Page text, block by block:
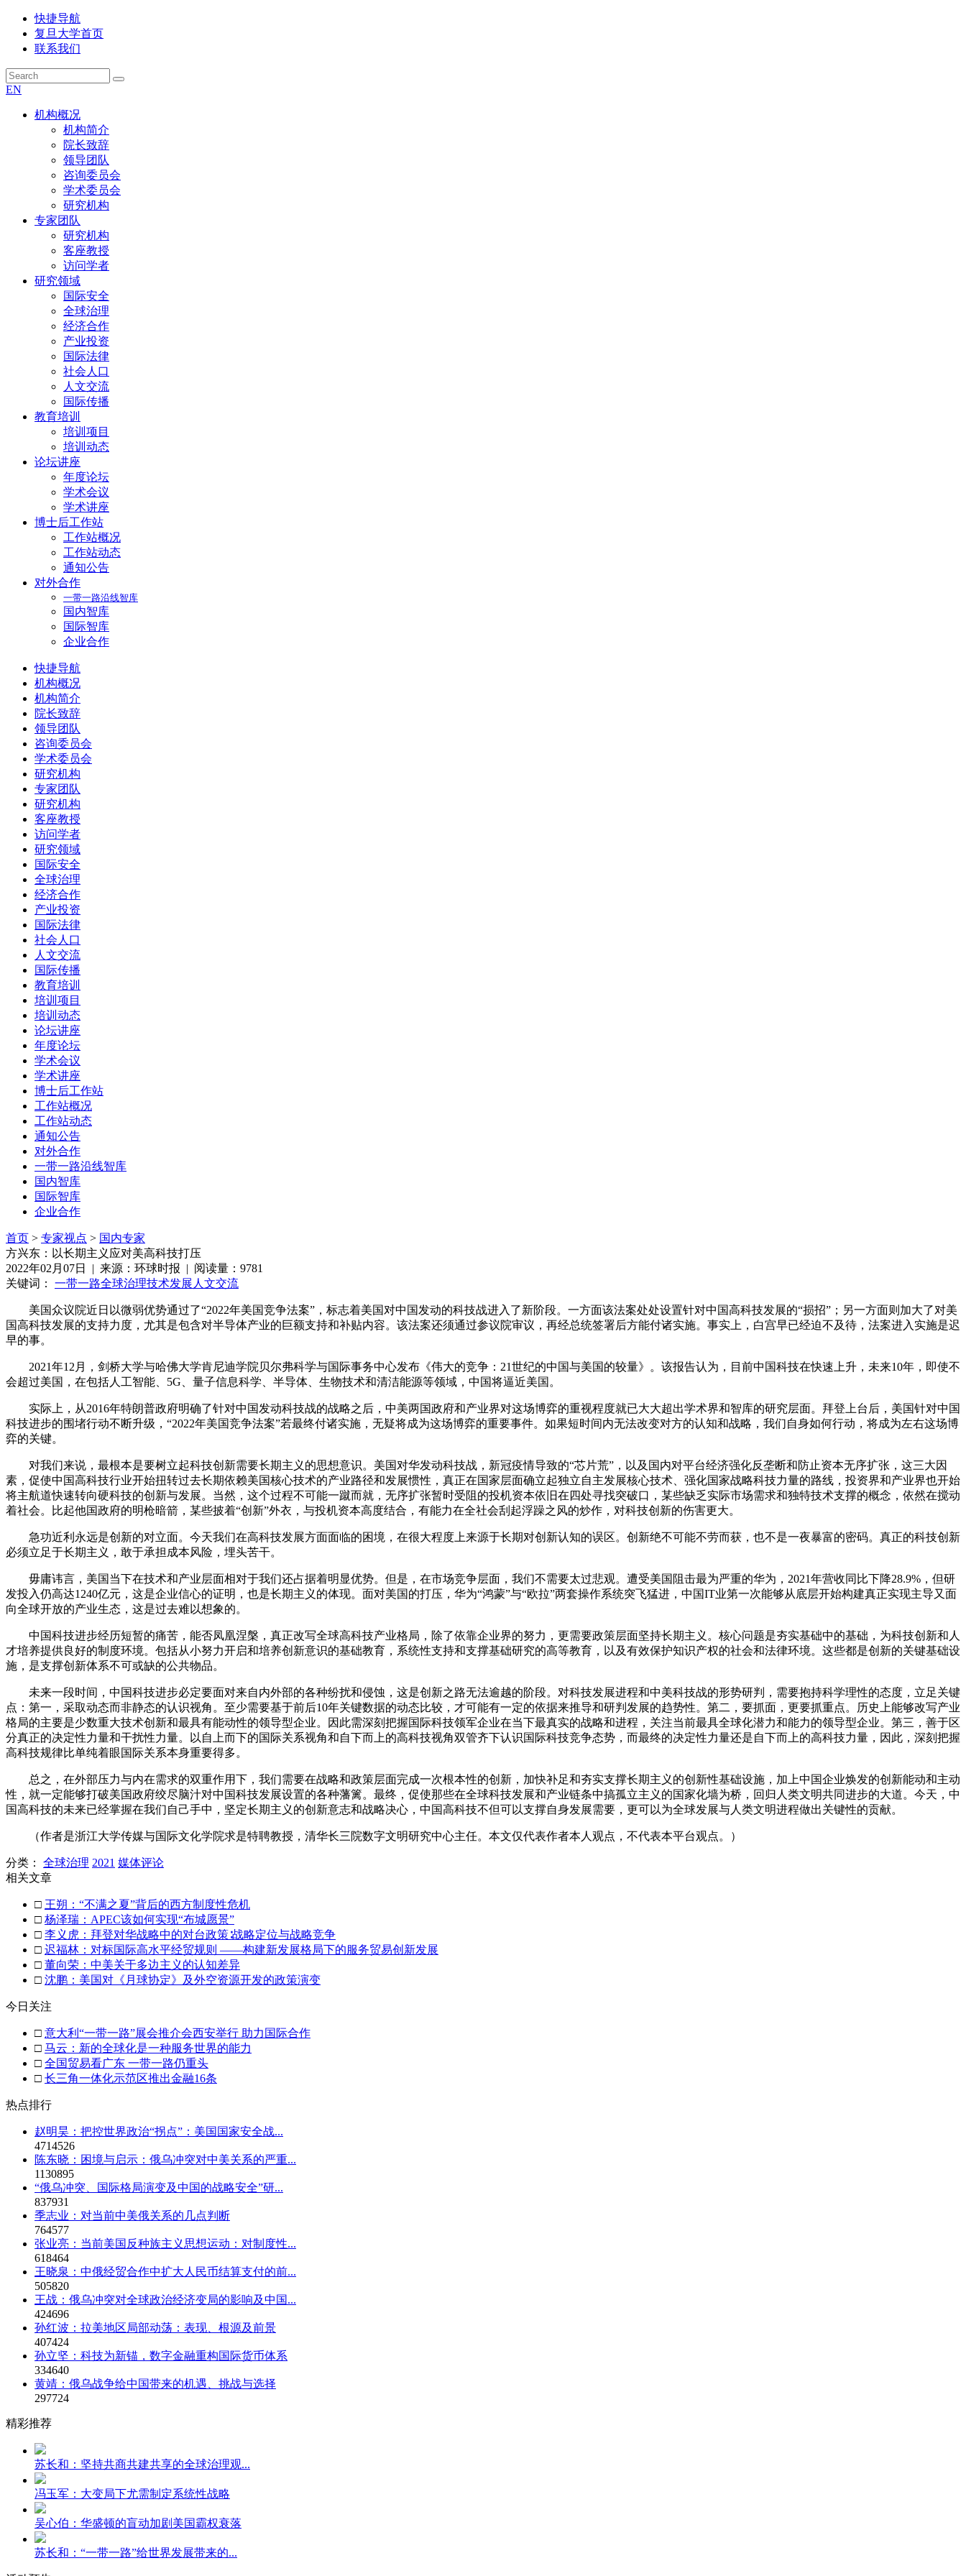
快捷导航
复旦大学首页
联系我们
EN
机构概况
机构简介
院长致辞
领导团队
咨询委员会
学术委员会
研究机构
专家团队
研究机构
客座教授
访问学者
研究领域
国际安全
全球治理
经济合作
产业投资
国际法律
社会人口
人文交流
国际传播
教育培训
培训项目
培训动态
论坛讲座
年度论坛
学术会议
学术讲座
博士后工作站
工作站概况
工作站动态
通知公告
对外合作
一带一路沿线智库
国内智库
国际智库
企业合作
快捷导航
机构概况
机构简介
院长致辞
领导团队
咨询委员会
学术委员会
研究机构
专家团队
研究机构
客座教授
访问学者
研究领域
国际安全
全球治理
经济合作
产业投资
国际法律
社会人口
人文交流
国际传播
教育培训
培训项目
培训动态
论坛讲座
年度论坛
学术会议
学术讲座
博士后工作站
工作站概况
工作站动态
通知公告
对外合作
一带一路沿线智库
国内智库
国际智库
企业合作
首页 > 专家视点 > 国内专家
方兴东：以长期主义应对美高科技打压
2022年02月07日 | 来源：环球时报 | 阅读量：9781
关键词： 一带一路全球治理技术发展 人文交流
美国众议院近日以微弱优势通过了“2022年美国竞争法案”，标志着美国对中国发动的科技战进入了新阶段。一方面该法案处处设置针对中国高科技发展的“损招”；另一方面则加大了对美
国高科技发展的支持力度，尤其是包含对半导体产业的巨额支持和补贴内容。该法案还须通过参议院审议，再经总统签署后方能付诸实施。事实上，白宫早已经迫不及待，法案进入实施是迟
早的事。
2021年12月，剑桥大学与哈佛大学肯尼迪学院贝尔弗科学与国际事务中心发布《伟大的竞争：21世纪的中国与美国的较量》。该报告认为，目前中国科技在快速上升，未来10年，即使不
会超过美国，在包括人工智能、5G、量子信息科学、半导体、生物技术和清洁能源等领域，中国将逼近美国。
实际上，从2016年特朗普政府明确了针对中国发动科技战的战略之后，中美两国政府和产业界对这场博弈的重视程度就已大大超出学术界和智库的研究层面。拜登上台后，美国针对中国
科技进步的围堵行动不断升级，“2022年美国竞争法案”若最终付诸实施，无疑将成为这场博弈的重要事件。如果短时间内无法改变对方的认知和战略，我们自身如何行动，将成为左右这场博
弈的关键。
对我们来说，最根本是要树立起科技创新需要长期主义的思想意识。美国对华发动科技战，新冠疫情导致的“芯片荒”，以及国内对平台经济强化反垄断和防止资本无序扩张，这三大因
素，促使中国高科技行业开始扭转过去长期依赖美国核心技术的产业路径和发展惯性，真正在国家层面确立起独立自主发展核心技术、强化国家战略科技力量的路线，投资界和产业界也开始
将主航道快速转向硬科技的创新与发展。当然，这个过程不可能一蹴而就，无序扩张暂时受阻的投机资本依旧在四处寻找突破口，某些缺乏实际市场需求和独特技术支撑的概念，依然在搅动
着社会。比起他国政府的明枪暗箭，某些披着“创新”外衣，与投机资本高度结合，有能力在全社会刮起浮躁之风的炒作，对科技创新的伤害更大。
急功近利永远是创新的对立面。今天我们在高科技发展方面面临的困境，在很大程度上来源于长期对创新认知的误区。创新绝不可能不劳而获，也不是一夜暴富的密码。真正的科技创新
必须立足于长期主义，敢于承担成本风险，埋头苦干。
毋庸讳言，美国当下在技术和产业层面相对于我们还占据着明显优势。但是，在市场竞争层面，我们不需要太过悲观。遭受美国阻击最为严重的华为，2021年营收同比下降28.9%，但研
发投入仍高达1240亿元，这是企业信心的证明，也是长期主义的体现。面对美国的打压，华为“鸿蒙”与“欧拉”两套操作系统突飞猛进，中国IT业第一次能够从底层开始构建真正实现主导又面
向全球开放的产业生态，这是过去难以想象的。
中国科技进步经历短暂的痛苦，能否凤凰涅槃，真正改写全球高科技产业格局，除了依靠企业界的努力，更需要政策层面坚持长期主义。核心问题是夯实基础中的基础，为科技创新和人
才培养提供良好的制度环境。包括从小努力开启和培养创新意识的基础教育，系统性支持和支撑基础研究的高等教育，以及有效保护知识产权的社会和法律环境。这些都是创新的关键基础设
施，是支撑创新体系不可或缺的公共物品。
未来一段时间，中国科技进步必定要面对来自内外部的各种纷扰和侵蚀，这是创新之路无法逾越的阶段。对科技发展进程和中美科技战的形势研判，需要抱持科学理性的态度，立足关键
点：第一，采取动态而非静态的认识视角。至少需要基于前后10年关键数据的动态比较，才可能有一定的依据来推导和研判发展的趋势性。第二，要抓面，更要抓重点。历史上能够改写产业
格局的主要是少数重大技术创新和最具有能动性的领导型企业。因此需深刻把握国际科技领军企业在当下最真实的战略和进程，关注当前最具全球化潜力和能力的领导型企业。第三，善于区
分真正的决定性力量和干扰性力量。以自上而下的国际关系视角和自下而上的高科技视角双管齐下认识国际科技竞争态势，而最终的决定性力量还是自下而上的高科技力量，因此，深刻把握
高科技规律比单纯着眼国际关系本身重要得多。
总之，在外部压力与内在需求的双重作用下，我们需要在战略和政策层面完成一次根本性的创新，加快补足和夯实支撑长期主义的创新性基础设施，加上中国企业焕发的创新能动和主动
性，就一定能够打破美国政府绞尽脑汁对中国科技发展设置的各种藩篱。最终，促使那些在全球科技发展和产业链条中搞孤立主义的国家化墙为桥，回归人类文明共同进步的大道。今天，中
国高科技的未来已经掌握在我们自己手中，坚定长期主义的创新意志和战略决心，中国高科技不但可以支撑自身发展需要，更可以为全球发展与人类文明进程做出关键性的贡献。
（作者是浙江大学传媒与国际文化学院求是特聘教授，清华长三院数字文明研究中心主任。本文仅代表作者本人观点，不代表本平台观点。）
分类： 全球治理 2021 媒体评论
相关文章
□ 王朔：“不满之夏”背后的西方制度性危机
□ 杨泽瑞：APEC该如何实现“布城愿景”
□ 李义虎：拜登对华战略中的对台政策∶战略定位与战略竞争
□ 迟福林：对标国际高水平经贸规则 ——构建新发展格局下的服务贸易创新发展
□ 董向荣：中美关于多边主义的认知差异
□ 沈鹏：美国对《月球协定》及外空资源开发的政策演变
今日关注
□ 意大利“一带一路”展会推介会西安举行 助力国际合作
□ 马云：新的全球化是一种服务世界的能力
□ 全国贸易看广东 一带一路仍重头
□ 长三角一体化示范区推出金融16条
热点排行
赵明昊：把控世界政治“拐点”：美国国家安全战...
4714526
陈东晓：困境与启示：俄乌冲突对中美关系的严重...
1130895
“俄乌冲突、国际格局演变及中国的战略安全”研...
837931
季志业：对当前中美俄关系的几点判断
764577
张业亮：当前美国反种族主义思想运动：对制度性...
618464
王晓泉：中俄经贸合作中扩大人民币结算支付的前...
505820
王战：俄乌冲突对全球政治经济变局的影响及中国...
424696
孙红波：拉美地区局部动荡：表现、根源及前景
407424
孙立坚：科技为新锚，数字金融重构国际货币体系
334640
黄靖：俄乌战争给中国带来的机遇、挑战与选择
297724
精彩推荐
苏长和：坚持共商共建共享的全球治理观...
冯玉军：大变局下尤需制定系统性战略
吴心伯：华盛顿的盲动加剧美国霸权衰落
苏长和：“一带一路”给世界发展带来的...